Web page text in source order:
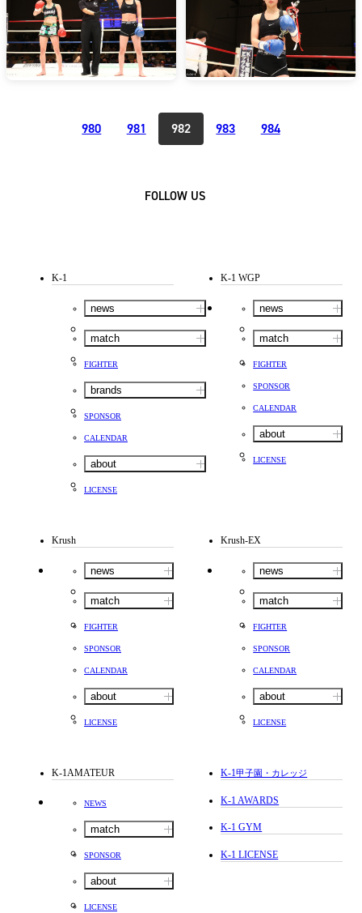
980 981 982 983 984
FOLLOW US
K-1
news
match
FIGHTER
brands
SPONSOR
CALENDAR
about
LICENSE
K-1 WGP
news
match
FIGHTER
SPONSOR
CALENDAR
about
LICENSE
Krush
news
match
FIGHTER
SPONSOR
CALENDAR
about
LICENSE
Krush-EX
news
match
FIGHTER
SPONSOR
CALENDAR
about
LICENSE
K-1AMATEUR
NEWS
match
SPONSOR
about
LICENSE
K-1甲子園・カレッジ
K-1 AWARDS
K-1 GYM
K-1 LICENSE